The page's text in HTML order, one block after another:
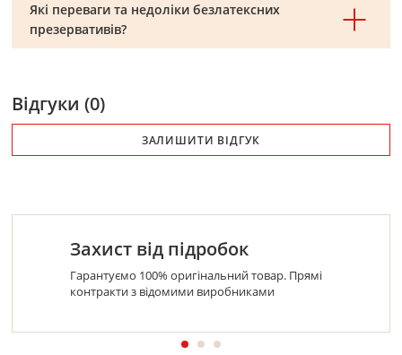
Які переваги та недоліки безлатексних
презервативів?
Відгуки (0)
ЗАЛИШИТИ ВІДГУК
Захист від підробок
Гарантуємо 100% оригінальний товар. Прямі
контракти з відомими виробниками